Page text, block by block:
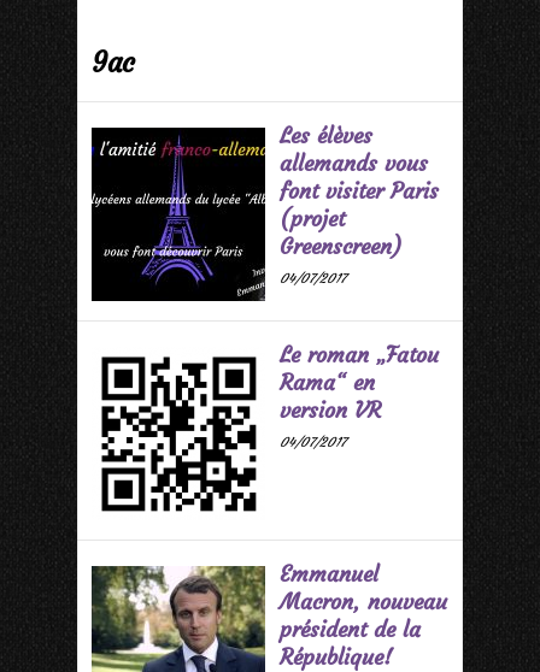
9ac
Les élèves
allemands vous
font visiter Paris
(projet
Greenscreen)
04/07/2017
Le roman „Fatou
Rama“ en
version VR
04/07/2017
Emmanuel
Macron, nouveau
président de la
République!